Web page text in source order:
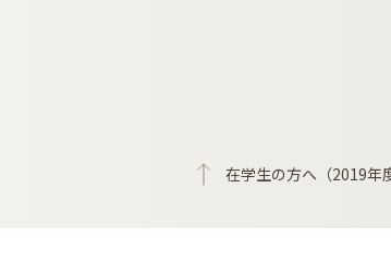
在学生の方へ（2019年